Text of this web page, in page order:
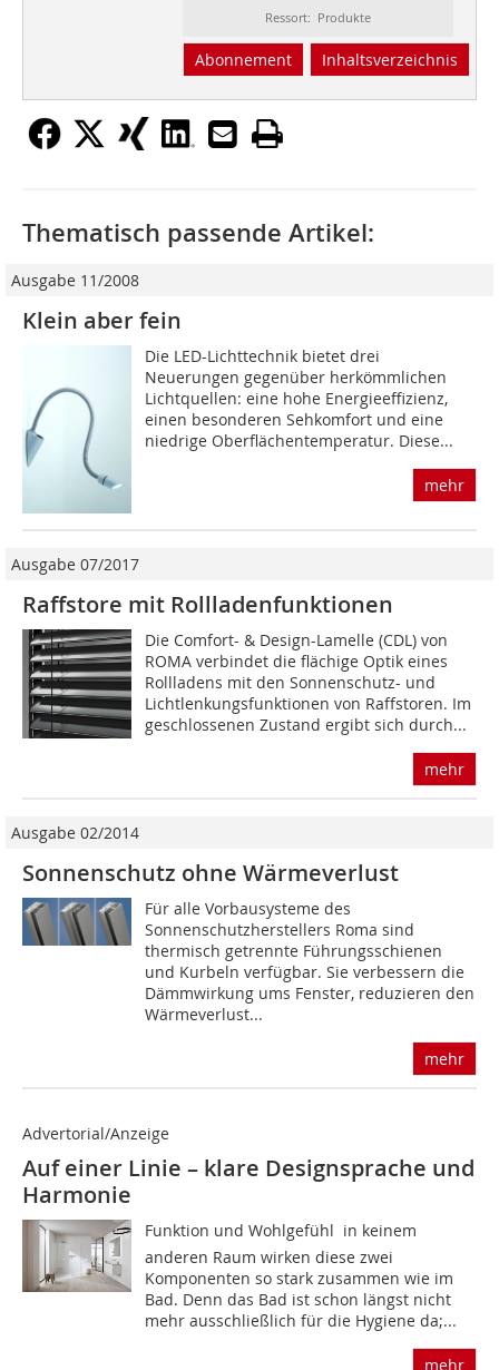
Ressort: Produkte
Abonnement Inhaltsverzeichnis
Thematisch passende Artikel:
Ausgabe 11/2008
Klein aber fein
Die LED-Lichttechnik bietet drei
Neuerungen gegenüber herkömmlichen
Lichtquellen: eine hohe Energieeffizienz,
einen besonderen Sehkomfort und eine
niedrige Oberflächentemperatur. Diese...
mehr
Ausgabe 07/2017
Raffstore mit Rollladenfunktionen
Die Comfort- & Design-Lamelle (CDL) von
ROMA verbindet die flächige Optik eines
Rollladens mit den Sonnenschutz- und
Lichtlenkungsfunktionen von Raffstoren. Im
geschlossenen Zustand ergibt sich durch...
mehr
Ausgabe 02/2014
Sonnenschutz ohne Wärmeverlust
Für alle Vorbausysteme des
Sonnenschutzherstellers Roma sind
thermisch getrennte Führungsschienen
und Kurbeln verfügbar. Sie verbessern die
Dämmwirkung ums Fenster, reduzieren den
Wärmeverlust...
mehr
Advertorial/Anzeige
Auf einer Linie – klare Designsprache und
Harmonie
Funktion und Wohlgefühl  in keinem
anderen Raum wirken diese zwei
Komponenten so stark zusammen wie im
Bad. Denn das Bad ist schon längst nicht
mehr ausschließlich für die Hygiene da;...
mehr